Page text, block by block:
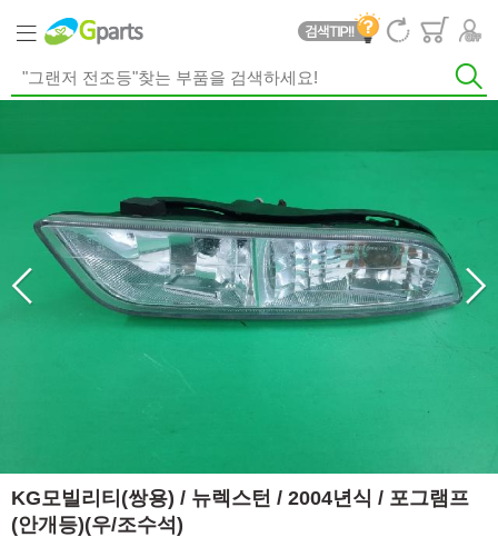
KG모빌리티(쌍용) / 뉴렉스턴 / 2004년식 / 포그램프
(안개등)(우/조수석)